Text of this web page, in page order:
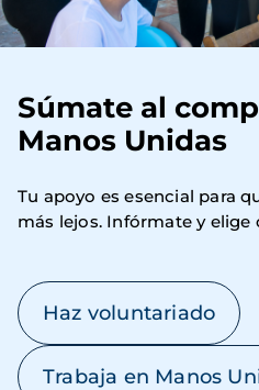
Súmate al
Manos Unidas
Tu apoyo es esencial para
más lejos. Infórmate y elige
Haz voluntariado
Trabaja en Manos